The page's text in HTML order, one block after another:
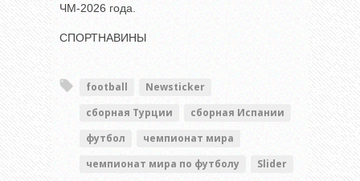
ЧМ-2026 года.
СПОРТНАВИНЫ
football
Newsticker
сборная Турции
сборная Испании
футбол
чемпионат мира
чемпионат мира по футболу
Slider